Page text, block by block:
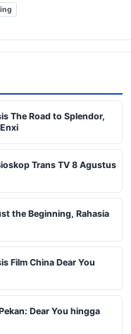
The Road to Splendor,
Trans TV 8 Agustus
the Beginning, Rahasia
Film China Dear You
Dear You hingga